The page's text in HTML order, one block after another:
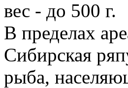
вес - до 500 г.
В пределах
Сибирская
рыба,